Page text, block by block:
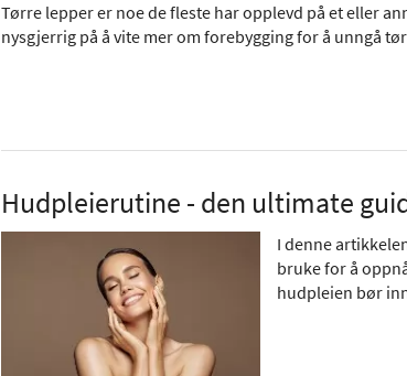
Tørre lepper er noe de fleste har opplevd på et eller
nysgjerrig på å vite mer om forebygging for å unngå
Hudpleierutine - den ultimate
I denne
bruke for å
hudpleien bør